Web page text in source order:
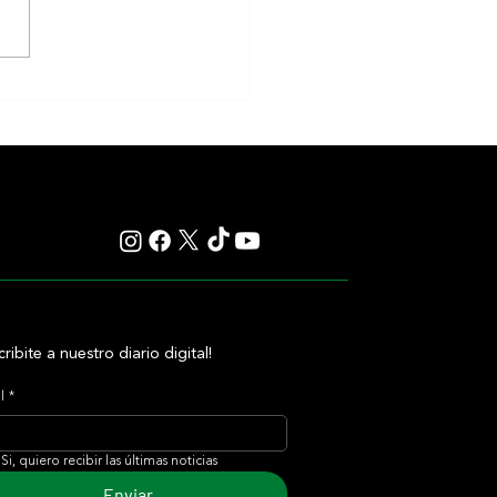
a nuestro diario digital!
*
Si, quiero recibir las últimas noticias